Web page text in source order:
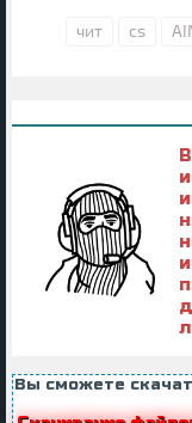
чит cs
Вы сможете